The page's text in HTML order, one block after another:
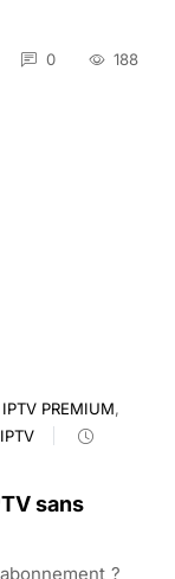
0 188
IPTV PREMIUM,
sans
?